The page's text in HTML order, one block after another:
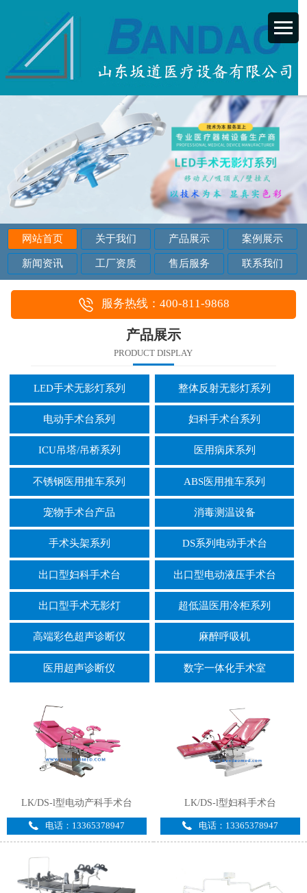
网站首页 关于我们 产品展示 案例展示
新闻资讯 工厂资质 售后服务 联系我们
服务热线：400-811-9868
产品展示
PRODUCT DISPLAY
LED手术无影灯系列 整体反射无影灯系列
电动手术台系列 妇科手术台系列
ICU吊塔/吊桥系列 医用病床系列
不锈钢医用推车系列 ABS医用推车系列
宠物手术台产品 消毒测温设备
手术头架系列 DS系列电动手术台
出口型妇科手术台 出口型电动液压手术台
出口型手术无影灯 超低温医用冷柜系列
高端彩色超声诊断仪 麻醉呼吸机
医用超声诊断仪 数字一体化手术室
LK/DS-l型电动产科手术台
电话：13365378947
LK/DS-l型妇科手术台
电话：13365378947